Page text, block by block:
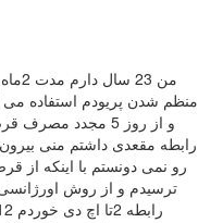
من
رابطه مقعدی داشتم منی
رو نمی دونستم با اینکه از
ترسیدم و از روش